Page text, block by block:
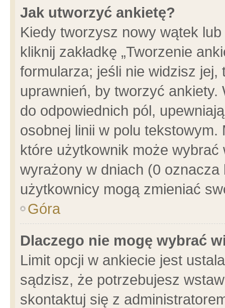
Jak utworzyć ankietę?
Kiedy tworzysz nowy wątek
kliknij zakładkę „Tworzenie
formularza; jeśli nie widzisz
uprawnień, by tworzyć ankiety.
do odpowiednich pól,
osobnej linii w polu
które użytkownik może
wyrażony w dniach (0
użytkownicy mogą zmieniać
Góra
Dlaczego nie mogę wybrać
Limit opcji w ankiecie jest
sądzisz, że potrzebujesz
skontaktuj się z